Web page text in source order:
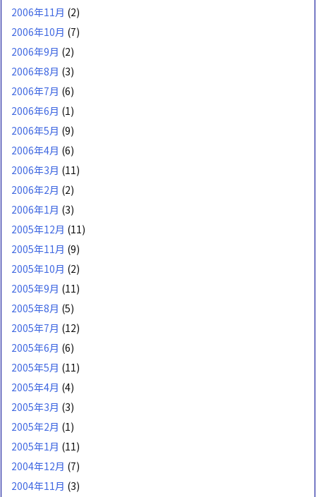
2006年11月 (2)
2006年10月 (7)
2006年9月 (2)
2006年8月 (3)
2006年7月 (6)
2006年6月 (1)
2006年5月 (9)
2006年4月 (6)
2006年3月 (11)
2006年2月 (2)
2006年1月 (3)
2005年12月 (11)
2005年11月 (9)
2005年10月 (2)
2005年9月 (11)
2005年8月 (5)
2005年7月 (12)
2005年6月 (6)
2005年5月 (11)
2005年4月 (4)
2005年3月 (3)
2005年2月 (1)
2005年1月 (11)
2004年12月 (7)
2004年11月 (3)